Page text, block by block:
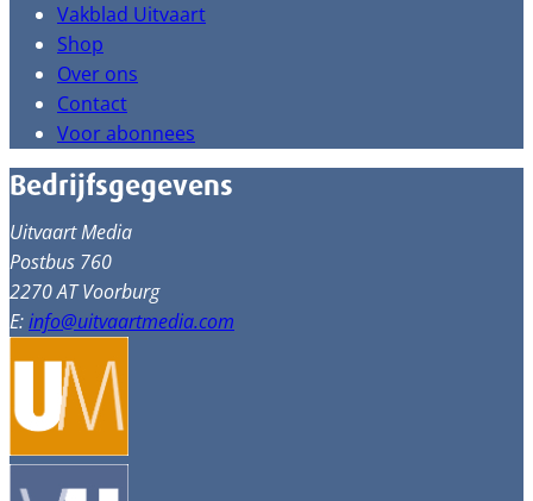
Vakblad Uitvaart
Shop
Over ons
Contact
Voor abonnees
Bedrijfsgegevens
Uitvaart Media
Postbus 760
2270 AT Voorburg
E:info@uitvaartmedia.com